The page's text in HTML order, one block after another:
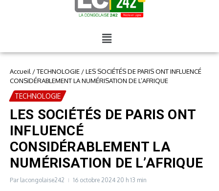
Accueil /TECHNOLOGIE /LES SOCIÉTÉS DE PARIS ONT INFLUENCÉ
CONSIDÉRABLEMENT LA NUMÉRISATION DE L’AFRIQUE
TECHNOLOGIE
LES SOCIÉTÉS DE PARIS ONT
INFLUENCÉ
CONSIDÉRABLEMENT LA
NUMÉRISATION DE L’AFRIQUE
Par lacongolaise242 16 octobre 2024 20 h 13 min